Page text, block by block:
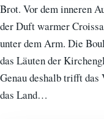
Brot. Vor dem inneren
der Duft warmer
unter dem Arm. Die
das Läuten der
Genau deshalb trifft
das Land…